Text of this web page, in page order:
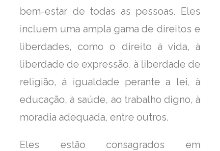
bem-estar de todas as pessoas. Eles
incluem uma ampla gama de direitos e
liberdades, como o direito à vida, à
liberdade de expressão, à liberdade de
religião, à igualdade perante a lei, à
educação, à saúde, ao trabalho digno, à
moradia adequada, entre outros.
Eles estão consagrados em